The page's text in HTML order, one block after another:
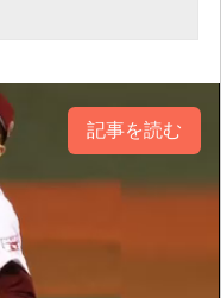
記事を読む